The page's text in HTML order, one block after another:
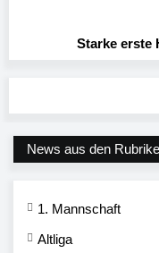
Starke erste
News aus den
1. Mannschaft
Altliga